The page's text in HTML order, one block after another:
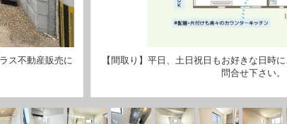
ス不動産販売に
【間取り】平日、土日祝日もお好きな日時
問合せ下さい。